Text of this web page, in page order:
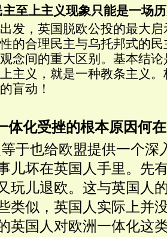
至上主义现象只能是一场
发，英国脱欧公投的最大
的合理民主与乌托邦式的
念间的重大区别。基本结
主义，就是一种教条主义
盲动！
体化受挫的根本原因何
于也给欧盟提供一个深
儿坏在英国人手里。先
玩儿退欧。这与英国人
类似，英国人实际上并
英国人对欧洲一体化这